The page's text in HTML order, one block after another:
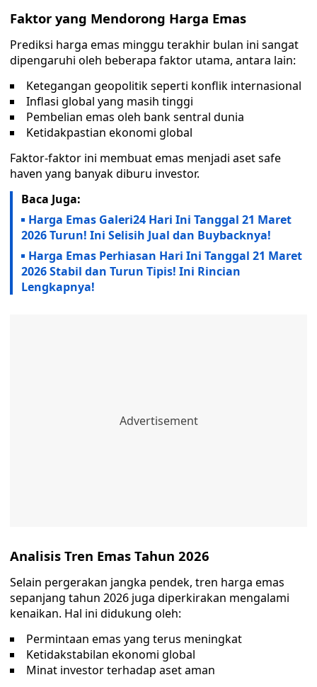
Faktor yang Mendorong Harga Emas
Prediksi harga emas minggu terakhir bulan ini sangat
dipengaruhi oleh beberapa faktor utama, antara lain:
Ketegangan geopolitik seperti konflik internasional
Inflasi global yang masih tinggi
Pembelian emas oleh bank sentral dunia
Ketidakpastian ekonomi global
Faktor-faktor ini membuat emas menjadi aset safe
haven yang banyak diburu investor.
Baca Juga:
Harga Emas Galeri24 Hari Ini Tanggal 21 Maret
2026 Turun! Ini Selisih Jual dan Buybacknya!
Harga Emas Perhiasan Hari Ini Tanggal 21 Maret
2026 Stabil dan Turun Tipis! Ini Rincian
Lengkapnya!
Analisis Tren Emas Tahun 2026
Selain pergerakan jangka pendek, tren harga emas
sepanjang tahun 2026 juga diperkirakan mengalami
kenaikan. Hal ini didukung oleh:
Permintaan emas yang terus meningkat
Ketidakstabilan ekonomi global
Minat investor terhadap aset aman